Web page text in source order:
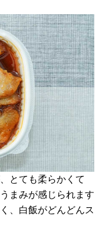
とても柔らかくて
まみが感じられます
、白飯がどんどんス